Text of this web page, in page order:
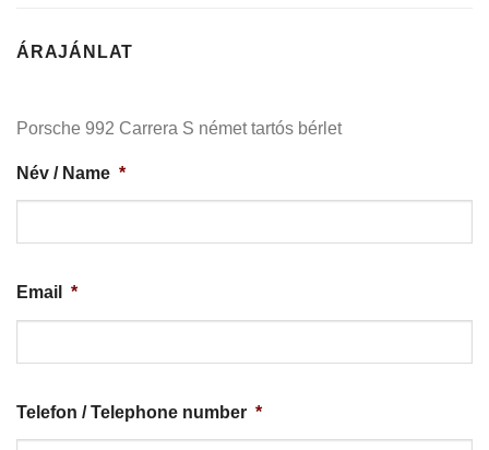
ÁRAJÁNLAT
Porsche 992 Carrera S német tartós bérlet
Név / Name *
Email *
Telefon / Telephone number *